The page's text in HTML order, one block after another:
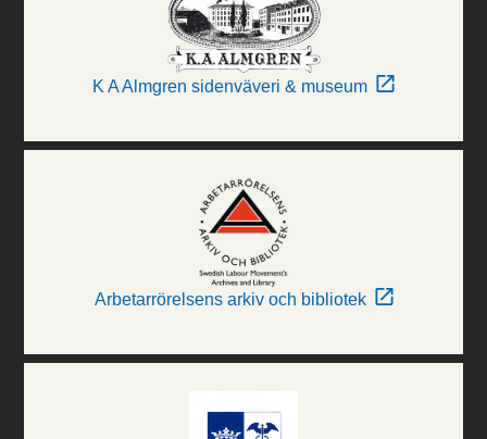
K A Almgren sidenväveri & museum
Arbetarrörelsens arkiv och bibliotek